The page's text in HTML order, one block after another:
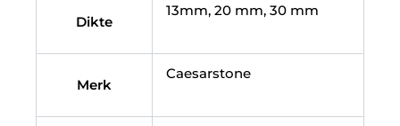
Dikte
13mm, 20 mm, 30 mm
Merk
Caesarstone